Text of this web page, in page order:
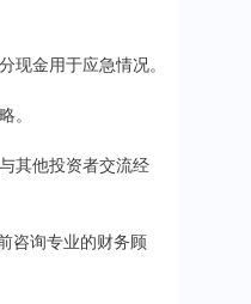
金用于应急情况。
。
其他投资者交流经
咨询专业的财务顾